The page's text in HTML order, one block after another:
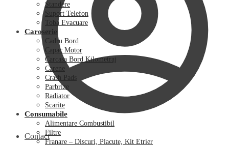
Contact
Standere
Suport Telefon
Toba Evacuare
Caroserie
Cadru Bord
Capac Motor
Carcasa Bord Kilometraj
Carene
Crash Pads
Parbrize
Radiator
Scarite
Consumabile
Alimentare Combustibil
Filtre
Franare – Discuri, Placute, Kit Etrier